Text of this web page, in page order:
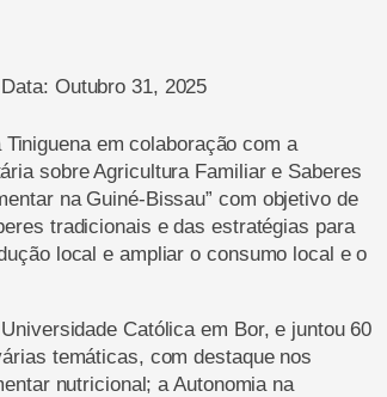
Data: Outubro 31, 2025
em colaboração com a
sobre Agricultura Familiar e Saberes
na Guiné-Bissau” com objetivo de
tradicionais e das estratégias para
local e ampliar o consumo local e o
Católica em Bor, e juntou 60
temáticas, com destaque nos
nutricional; a Autonomia na